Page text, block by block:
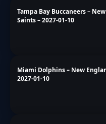
Tampa Bay Buccaneers –
Saints – 2027-01-10
Miami Dolphins – New
2027-01-10